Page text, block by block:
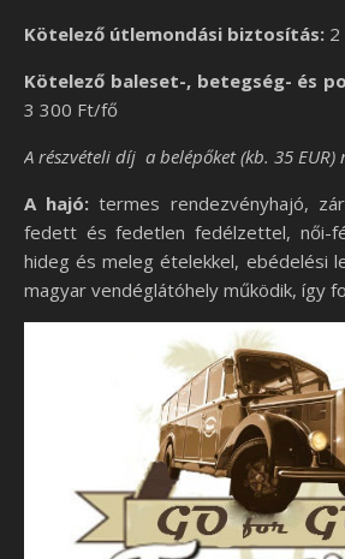
Kötelező útlemondási biztosítás:
Kötelező baleset-, betegség- és
3 300 Ft/fő
A részvételi díj a belépőket (kb. 35
A hajó: termes rendezvényhajó,
fedett és fedetlen fedélzettel, női-
hideg és meleg ételekkel, ebédelési
magyar vendéglátóhely működik, így